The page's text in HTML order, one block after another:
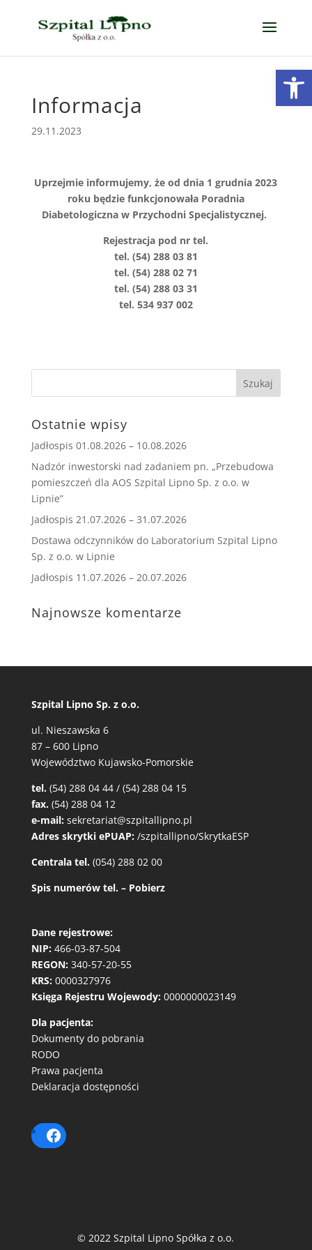
Informacja
29.11.2023
Uprzejmie informujemy, że od dnia 1 grudnia 2023
roku będzie funkcjonowała Poradnia
Diabetologiczna w Przychodni Specjalistycznej.
Rejestracja pod nr tel.
tel. (54) 288 03 81
tel. (54) 288 02 71
tel. (54) 288 03 31
tel. 534 937 002
Ostatnie wpisy
Jadłospis 01.08.2026 – 10.08.2026
Nadzór inwestorski nad zadaniem pn. „Przebudowa
pomieszczeń dla AOS Szpital Lipno Sp. z o.o. w
Lipnie”
Jadłospis 21.07.2026 – 31.07.2026
Dostawa odczynników do Laboratorium Szpital Lipno
Sp. z o.o. w Lipnie
Jadłospis 11.07.2026 – 20.07.2026
Najnowsze komentarze
Szpital Lipno Sp. z o.o.
ul. Nieszawska 6
87 – 600 Lipno
Województwo Kujawsko-Pomorskie
tel. (54) 288 04 44 / (54) 288 04 15
fax. (54) 288 04 12
e-mail: sekretariat@szpitallipno.pl
Adres skrytki ePUAP: /szpitallipno/SkrytkaESP
Centrala tel. (054) 288 02 00
Spis numerów tel. – Pobierz
Dane rejestrowe:
NIP: 466-03-87-504
REGON: 340-57-20-55
KRS: 0000327976
Księga Rejestru Wojewody: 0000000023149
Dla pacjenta:
Dokumenty do pobrania
RODO
Prawa pacjenta
Deklaracja dostępności
© 2022 Szpital Lipno Spółka z o.o.